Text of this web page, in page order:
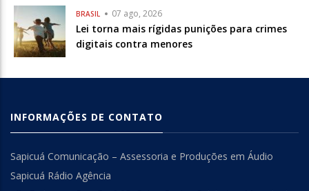
BRASIL 07 ago, 2026
Lei torna mais rígidas punições para crimes
digitais contra menores
INFORMAÇÕES DE CONTATO
Sapicuá Comunicação – Assessoria e Produções em Áudio
Sapicuá Rádio Agência